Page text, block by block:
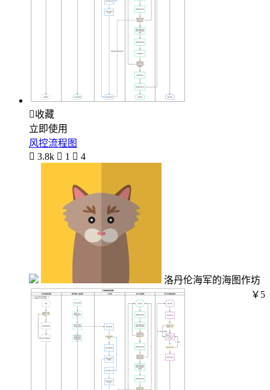
收藏
立即使用
风控流程图
 3.8k  1  4
洛丹伦海军的海图作坊
￥5